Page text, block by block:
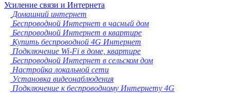
Усиление связи и Интернета
Домашний интернет
Беспроводной Интернет в часный дом
Беспроводной Интернет в квартире
Купить беспроводной 4G Интернет
Подключение Wi-Fi в доме, квартире
Беспроводной Интернет в сельском дом
Настройка локальной сети
Установка видеонаблюдения
Подключение к беспроводному Интернету 4G